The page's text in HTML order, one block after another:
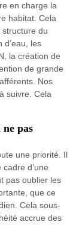
en charge la
habitat. Cela
du
d’eau, les
la création de
de grande
Nos
suivre. Cela
pas
une priorité. Il
d’une
pas oublier les
que ce
Cela sous-
accrue des